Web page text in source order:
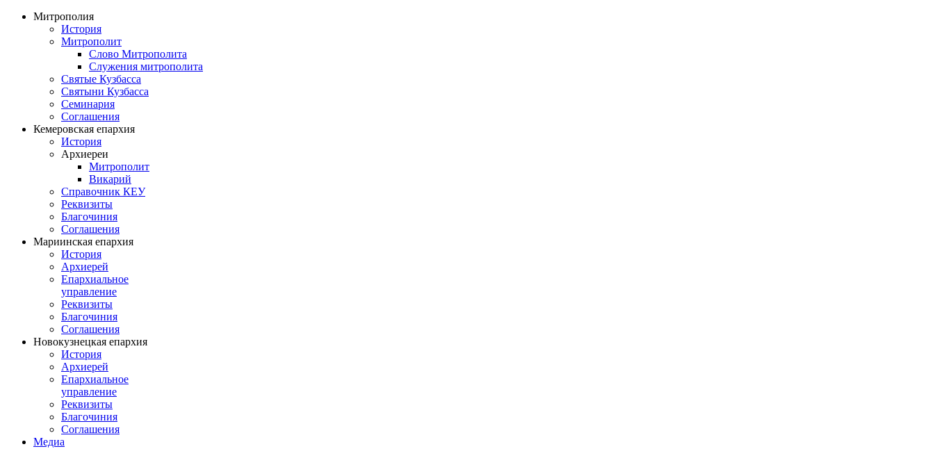
Митрополия
История
Митрополит
Слово Митрополита
Служения митрополита
Святые Кузбасса
Святыни Кузбасса
Семинария
Соглашения
Кемеровская епархия
История
Архиереи
Митрополит
Викарий
Справочник КЕУ
Реквизиты
Благочиния
Соглашения
Мариинская епархия
История
Архиерей
Епархиальное
управление
Реквизиты
Благочиния
Соглашения
Новокузнецкая епархия
История
Архиерей
Епархиальное
управление
Реквизиты
Благочиния
Соглашения
Медиа